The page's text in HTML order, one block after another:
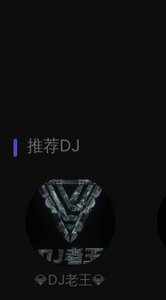
推荐DJ
💎DJ老王💎